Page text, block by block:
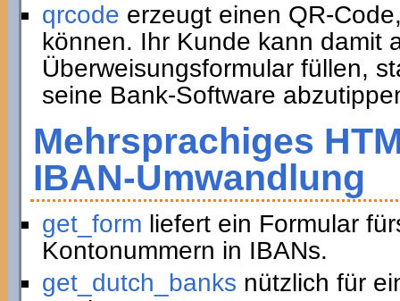
qrcode erzeugt einen QR-
können. Ihr Kunde kann damit
Überweisungsformular füllen,
seine Bank-Software
Mehrsprachiges
IBAN-Umwandlung
get_form liefert ein Formular
Kontonummern in IBANs.
get_dutch_banks nützlich für